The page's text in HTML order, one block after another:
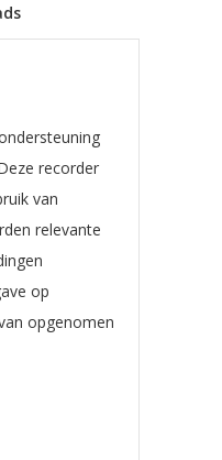
recorder
van
relevante
op
opgenomen